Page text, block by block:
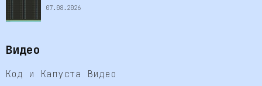
07.08.2026
Видео
Код и Капуста Видео